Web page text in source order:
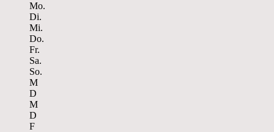
Mo.
Di.
Mi.
Do.
Fr.
Sa.
So.
M
D
M
D
F